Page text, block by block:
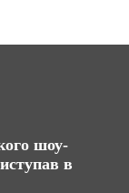
шоу-
в